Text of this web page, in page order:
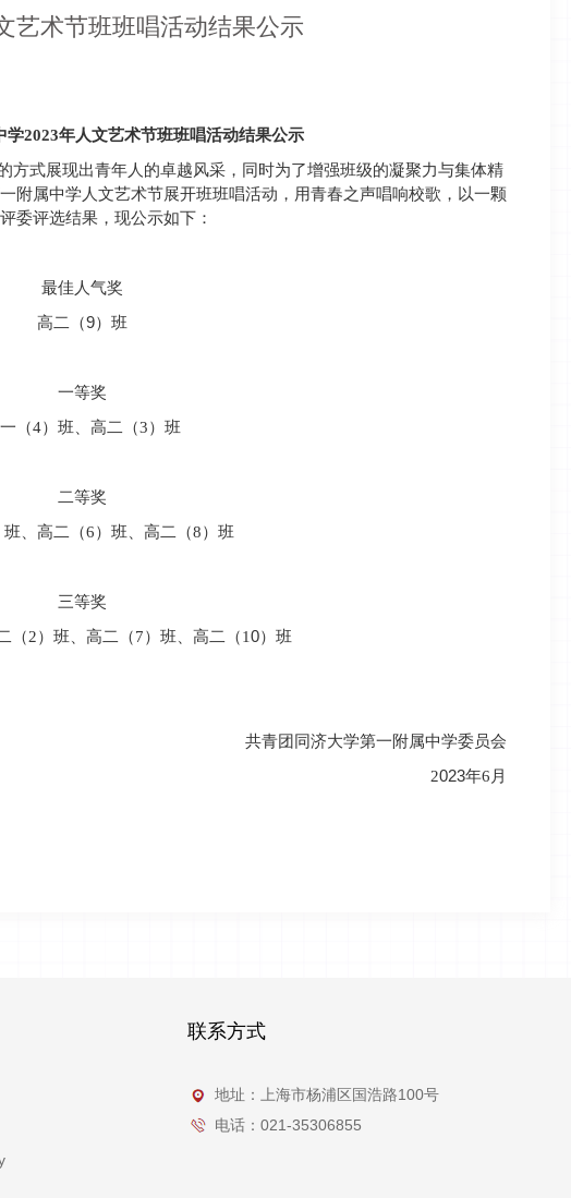
艺术节班班唱活动结果公示
学2023年人文艺术节班班唱活动结果公示
方式展现出青年人的卓越风采，同时为了增强班级的凝聚力与集体精
附属中学人文艺术节展开班班唱活动，用青春之声唱响校歌，以一颗
委评选结果，现公示如下：
最佳人气奖
高二（9）班
一等奖
（4）班、高二（3）班
二等奖
班、高二（6）班、高二（8）班
三等奖
（2）班、高二（7）班、高二（10）班
共青团同济大学第一附属中学委员会
2023年6月
联系方式
地址：上海市杨浦区国浩路100号
电话：021-35306855